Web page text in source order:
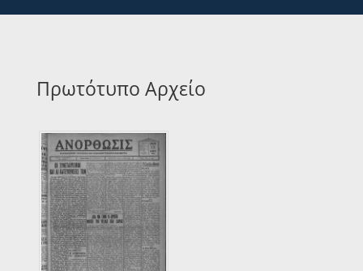
Πρωτότυπο Αρχείο